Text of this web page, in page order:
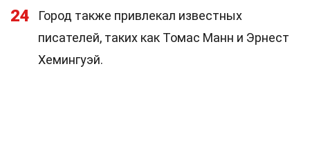
24
Город также привлекал известных
писателей, таких как Томас Манн и Эрнест
Хемингуэй.